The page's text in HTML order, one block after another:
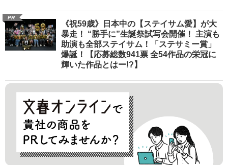
PR
《祝59歳》日本中の【ステイサム愛】が大
暴走！ “勝手に”生誕祭試写会開催！ 主演も
助演も全部ステイサム！「ステサミー賞」
爆誕！【応募総数941票 全54作品の栄冠に
輝いた作品とはー!?】